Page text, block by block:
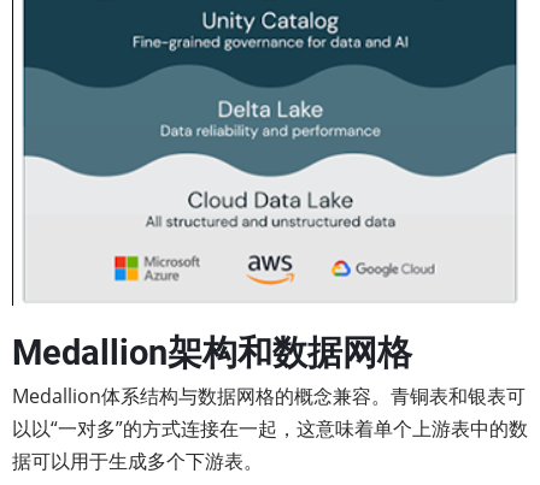
Medallion架构和数据网格
Medallion体系结构与数据网格的概念兼容。青铜表和银表可
以以“一对多”的方式连接在一起，这意味着单个上游表中的数
据可以用于生成多个下游表。